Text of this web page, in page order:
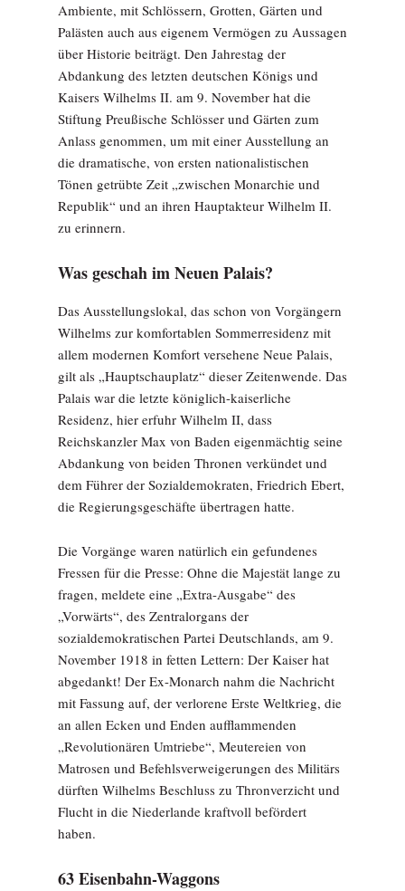
Ambiente, mit Schlössern, Grotten, Gärten und
Palästen auch aus eigenem Vermögen zu Aussagen
über Historie beiträgt. Den Jahrestag der
Abdankung des letzten deutschen Königs und
Kaisers Wilhelms II. am 9. November hat die
Stiftung Preußische Schlösser und Gärten zum
Anlass genommen, um mit einer Ausstellung an
die dramatische, von ersten nationalistischen
Tönen getrübte Zeit „zwischen Monarchie und
Republik“ und an ihren Hauptakteur Wilhelm II.
zu erinnern.
Was geschah im Neuen Palais?
Das Ausstellungslokal, das schon von Vorgängern
Wilhelms zur komfortablen Sommerresidenz mit
allem modernen Komfort versehene Neue Palais,
gilt als „Hauptschauplatz“ dieser Zeitenwende. Das
Palais war die letzte königlich-kaiserliche
Residenz, hier erfuhr Wilhelm II, dass
Reichskanzler Max von Baden eigenmächtig seine
Abdankung von beiden Thronen verkündet und
dem Führer der Sozialdemokraten, Friedrich Ebert,
die Regierungsgeschäfte übertragen hatte.
Die Vorgänge waren natürlich ein gefundenes
Fressen für die Presse: Ohne die Majestät lange zu
fragen, meldete eine „Extra-Ausgabe“ des
„Vorwärts“, des Zentralorgans der
sozialdemokratischen Partei Deutschlands, am 9.
November 1918 in fetten Lettern: Der Kaiser hat
abgedankt! Der Ex-Monarch nahm die Nachricht
mit Fassung auf, der verlorene Erste Weltkrieg, die
an allen Ecken und Enden aufflammenden
„Revolutionären Umtriebe“, Meutereien von
Matrosen und Befehlsverweigerungen des Militärs
dürften Wilhelms Beschluss zu Thronverzicht und
Flucht in die Niederlande kraftvoll befördert
haben.
63 Eisenbahn-Waggons